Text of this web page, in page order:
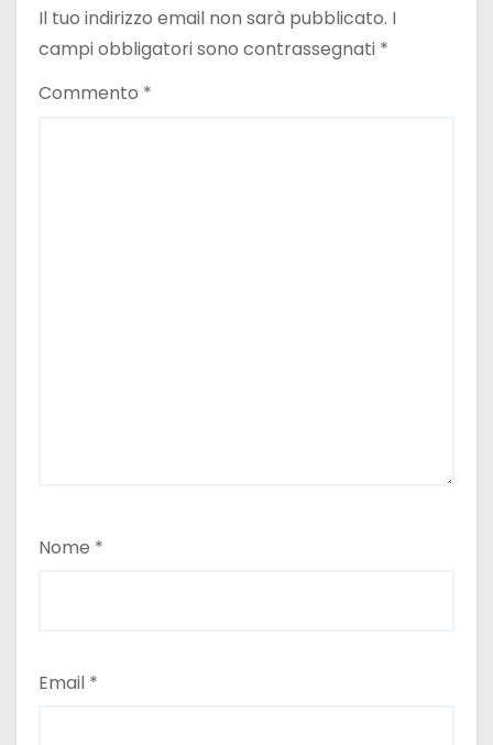
Il tuo indirizzo email non sarà pubblicato. I
campi obbligatori sono contrassegnati *
Commento *
Nome *
Email *